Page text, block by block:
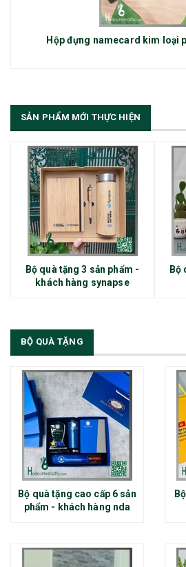
Hộp đựng namecard kim loại
SẢN PHẨM MỚI THỰC HIỆN
Bộ quà tặng 3 sản phẩm -
khách hàng synapse
Bộ
BỘ QUÀ TẶNG
Bộ quà tặng cao cấp 6 sản
phẩm - khách hàng nda